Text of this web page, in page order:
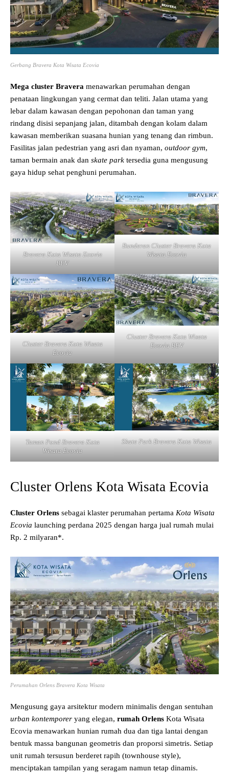
Gerbang Bravera Kota Wisata Ecovia
Mega cluster Bravera menawarkan perumahan dengan
penataan lingkungan yang cermat dan teliti. Jalan utama yang
lebar dalam kawasan dengan pepohonan dan taman yang
rindang disisi sepanjang jalan, ditambah dengan kolam dalam
kawasan memberikan suasana hunian yang tenang dan rimbun.
Fasilitas jalan pedestrian yang asri dan nyaman, outdoor gym,
taman bermain anak dan skate park tersedia guna mengusung
gaya hidup sehat penghuni perumahan.
Bravera Kota Wisata Ecovia
BEV
Bunderan Cluster Bravera Kota
Wisata Ecovia
Cluster Bravera Kota Wisata
Ecovia
Cluster Bravera Kota Wisata
Ecovia BEV
Taman Pond Bravera Kota
Wisata Ecovia
Skate Park Bravera Kota Wisata
Cluster Orlens Kota Wisata Ecovia
Cluster Orlens sebagai klaster perumahan pertama Kota Wisata
Ecovia launching perdana 2025 dengan harga jual rumah mulai
Rp. 2 milyaran*.
Perumahan Orlens Bravera Kota Wisata
Mengusung gaya arsitektur modern minimalis dengan sentuhan
urban kontemporer yang elegan, rumah Orlens Kota Wisata
Ecovia menawarkan hunian rumah dua dan tiga lantai dengan
bentuk massa bangunan geometris dan proporsi simetris. Setiap
unit rumah tersusun berderet rapih (townhouse style),
menciptakan tampilan yang seragam namun tetap dinamis.